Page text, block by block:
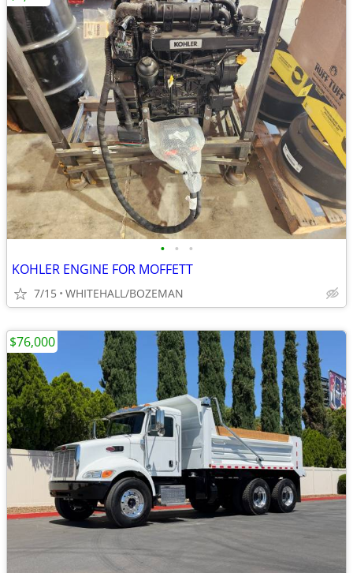
• • •
KOHLER ENGINE FOR MOFFETT
7/15 WHITEHALL/BOZEMAN
$76,000